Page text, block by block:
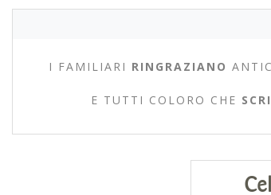
I FAMILIARI RINGRAZIANO
E TUTTI COLORO CHE